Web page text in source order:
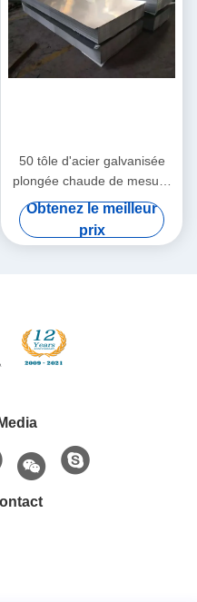
50 tôle d'acier galvanisée
plongée chaude de mesure
de Ksi Dx51d 20 aucune
Obtenez le meilleur
prix